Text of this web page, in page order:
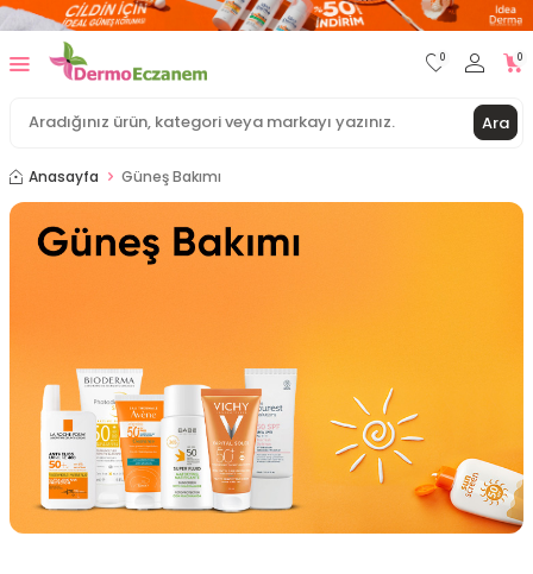
Ara
0 0
Anasayfa Güneş Bakımı